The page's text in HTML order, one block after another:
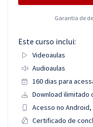
Garantia de
Este curso inclui:
Videoaulas
Audioaulas
160 dias para
Download ilimitado
Acesso no Android,
Certificado de